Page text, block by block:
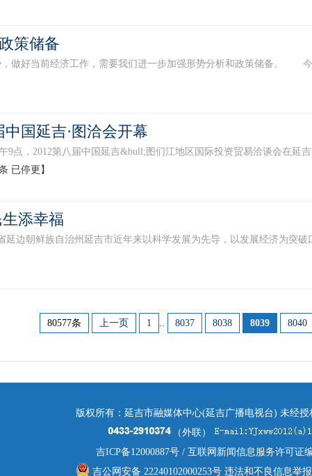
策储备
好当前经济工作，需要我们进一步加强形势分析和政策储备。 今
中国延吉·图洽会开幕
9点，2012第八届中国延吉&bull;图们江地区国际投资贸易洽谈会在延
已停更】
添幸福
延边朝鲜族自治州延吉市近年来以科学发展为先导，以发展经济为突
80577条 上一页 1 .. 8037 8038 8039 8040
版权所有：延吉市融媒体中心(延吉广播电视台) 未经
（外联）
吉ICP备12000887号/ 互联网新闻信息服务许可证
吉公网安备 22240102000253号 违法和不良信息举报